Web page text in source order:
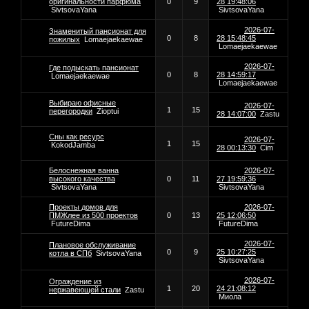
SivtsovaYana
SivtsovaYana
Знаменитый пансионат для
пожилых Lomaejaekaewae 0 8
2026-07-
28 15:48:45
Lomaejaekaewae
Где подыскать пансионат
Lomaejaekaewae
0 8
2026-07-
28 14:59:17
Lomaejaekaewae
Выбираю офисные
перегородки Zioptui 1 15
2026-07-
28 14:07:00 Zastu
Сны как ресурс
KokodJamba
1 15
2026-07-
28 00:13:30 Cim
Белоснежная ванна
высокого качества
SivtsovaYana
0 11
2026-07-
27 19:59:36
SivtsovaYana
Проекты домов для
ПМЖлее из 500 проектов
FutureDima
0 13
2026-07-
25 12:06:50
FutureDima
Плановое обслуживание
котла в СПб SivtsovaYana 0 9
2026-07-
25 10:27:25
SivtsovaYana
Ограждение из
нержавеющей стали Zastu 1 20
2026-07-
24 21:08:12
Миола